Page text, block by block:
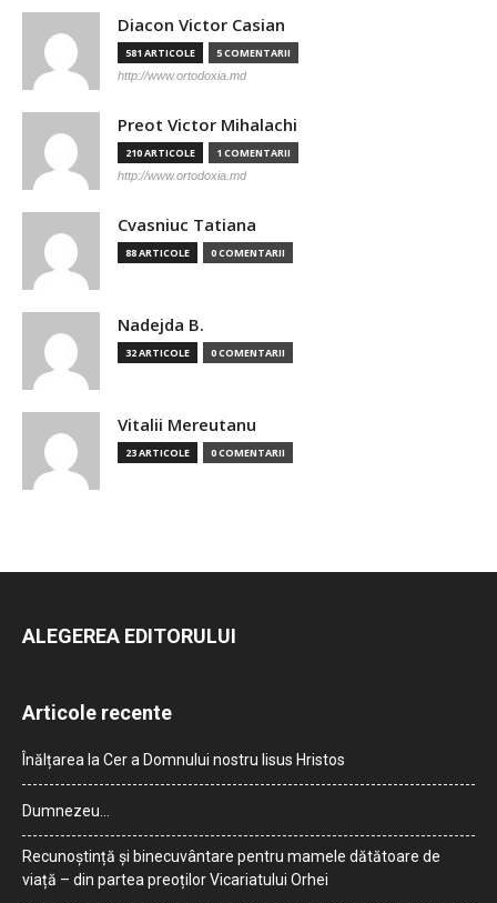
Diacon Victor Casian
581 ARTICOLE 5 COMENTARII
http://www.ortodoxia.md
Preot Victor Mihalachi
210 ARTICOLE 1 COMENTARII
http://www.ortodoxia.md
Cvasniuc Tatiana
88 ARTICOLE 0 COMENTARII
Nadejda B.
32 ARTICOLE 0 COMENTARII
Vitalii Mereutanu
23 ARTICOLE 0 COMENTARII
ALEGEREA EDITORULUI
Articole recente
Înălțarea la Cer a Domnului nostru Iisus Hristos
Dumnezeu…
Recunoștință și binecuvântare pentru mamele dătătoare de
viață – din partea preoților Vicariatului Orhei